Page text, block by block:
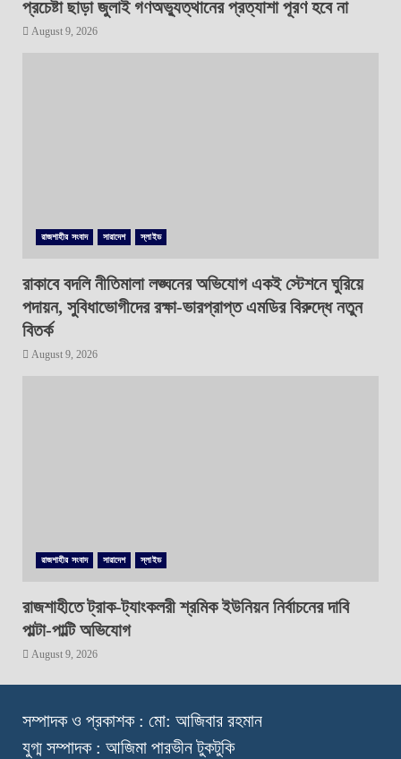
প্রচেষ্টা ছাড়া জুলাই গণঅভ্যুত্থানের প্রত্যাশা পূরণ হবে না
August 9, 2026
রাজশাহীর সংবাদ সারাদেশ স্লাইড
রাকাবে বদলি নীতিমালা লঙ্ঘনের অভিযোগ একই স্টেশনে ঘুরিয়ে
পদায়ন, সুবিধাভোগীদের রক্ষা-ভারপ্রাপ্ত এমডির বিরুদ্ধে নতুন
বিতর্ক
August 9, 2026
রাজশাহীর সংবাদ সারাদেশ স্লাইড
রাজশাহীতে ট্রাক-ট্যাংকলরী শ্রমিক ইউনিয়ন নির্বাচনের দাবি
পাল্টা-পাল্টি অভিযোগ
August 9, 2026
সম্পাদক ও প্রকাশক : মো: আজিবার রহমান
যুগ্ম সম্পাদক : আজিমা পারভীন টুকটুকি